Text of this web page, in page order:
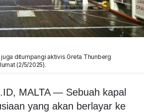
ditumpangi aktivis Greta Thunberg
(2/5/2025).
MALTA— Sebuah kapal
yang akan berlayar ke